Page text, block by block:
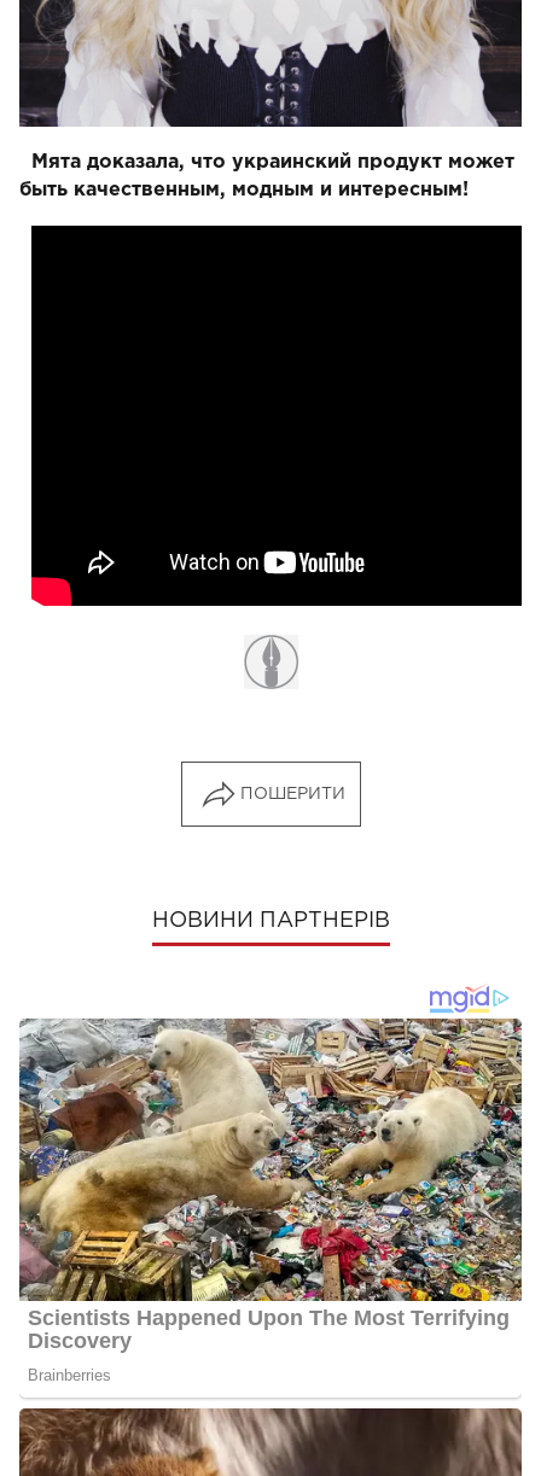
Мята доказала, что украинский продукт может
быть качественным, модным и интересным!
ПОШЕРИТИ
НОВИНИ ПАРТНЕРІВ